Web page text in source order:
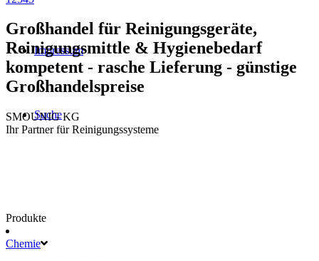
Impressum
Suche
Großhandel für Reinigungsgeräte,
Reinigungsmittle & Hygienebedarf
kompetent - rasche Lieferung - günstige
Großhandelspreise
SMOUNIG KG
Ihr Partner für Reinigungssysteme
Produkte
Chemie